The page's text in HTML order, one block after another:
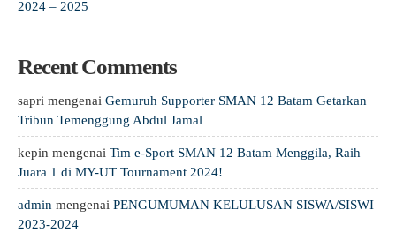
2024 – 2025
Recent Comments
sapri mengenai Gemuruh Supporter SMAN 12 Batam Getarkan
Tribun Temenggung Abdul Jamal
kepin mengenai Tim e-Sport SMAN 12 Batam Menggila, Raih
Juara 1 di MY-UT Tournament 2024!
admin mengenai PENGUMUMAN KELULUSAN SISWA/SISWI
2023-2024